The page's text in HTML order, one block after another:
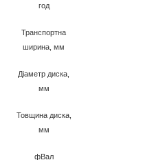
год
Транспортна
ширина, мм
Діаметр диска,
мм
Товщина диска,
мм
фВал